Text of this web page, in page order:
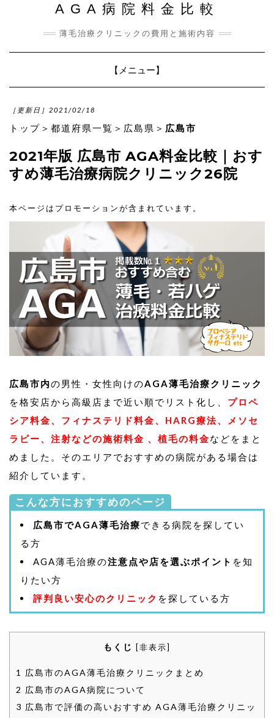
AGA病院料金比較
薄毛治療クリニックの費用と施術内容
Toggle
【メニュー】
［更新日］2021/02/18
トップ ＞ 都道府県一覧 ＞ 広島県 ＞ 広島市
2021年版 広島市 AGA料金比較｜おす
すめ薄毛治療病院クリニック26院
本ページはプロモーションが含まれています。
広島市内の男性・女性向けのAGA薄毛治療クリニック
を格安店から高級店まで近い順でリスト化し、 プロペ
シア料金、フィナステリド料金、HARG療法、メソセ
ラピー、注射などの施術料金 、植毛の料金などをまと
めました。そのエリアでおすすめの病院がある場合は
紹介しています。
こんな方におすすめのページ
広島市でAGA薄毛治療できる病院を探してい
る方
AGA薄毛治療の注意点や店を選ぶポイント を知
りたい方
評判良い安心のクリニック を探している方
もくじ [非表示]
1
広島市のAGA薄毛治療クリニックまとめ
2 広島市のAGA病院について
3 広島市で評価の高いおすすめ AGA薄毛治療クリニッ